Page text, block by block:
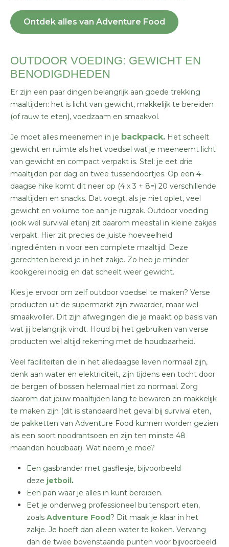
Ontdek alles van Adventure Food
OUTDOOR VOEDING: GEWICHT EN
BENODIGDHEDEN
Er zijn een paar dingen belangrijk aan goede trekking
maaltijden: het is licht van gewicht, makkelijk te bereiden
(of rauw te eten), voedzaam en smaakvol.
Je moet alles meenemen in je backpack. Het scheelt
gewicht en ruimte als het voedsel wat je meeneemt licht
van gewicht en compact verpakt is. Stel: je eet drie
maaltijden per dag en twee tussendoortjes. Op een 4-
daagse hike komt dit neer op (4 x 3 + 8=) 20 verschillende
maaltijden en snacks. Dat voegt, als je niet oplet, veel
gewicht en volume toe aan je rugzak. Outdoor voeding
(ook wel survival eten) zit daarom meestal in kleine zakjes
verpakt. Hier zit precies de juiste hoeveelheid
ingrediënten in voor een complete maaltijd. Deze
gerechten bereid je in het zakje. Zo heb je minder
kookgerei nodig en dat scheelt weer gewicht.
Kies je ervoor om zelf outdoor voedsel te maken? Verse
producten uit de supermarkt zijn zwaarder, maar wel
smaakvoller. Dit zijn afwegingen die je maakt op basis van
wat jij belangrijk vindt. Houd bij het gebruiken van verse
producten wel altijd rekening met de houdbaarheid.
Veel faciliteiten die in het alledaagse leven normaal zijn,
denk aan water en elektriciteit, zijn tijdens een tocht door
de bergen of bossen helemaal niet zo normaal. Zorg
daarom dat jouw maaltijden lang te bewaren en makkelijk
te maken zijn (dit is standaard het geval bij survival eten,
de pakketten van Adventure Food kunnen worden gezien
als een soort noodrantsoen en zijn ten minste 48
maanden houdbaar). Wat neem je mee?
Een gasbrander met gasflesje, bijvoorbeeld
deze jetboil.
Een pan waar je alles in kunt bereiden.
Eet je onderweg professioneel buitensport eten,
zoals Adventure Food? Dit maak je klaar in het
zakje. Je hoeft dan alleen water te koken. Vervang
dan de twee bovenstaande punten voor bijvoorbeeld